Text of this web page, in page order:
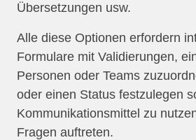
Übersetzungen usw.
Alle diese Optionen erfordern
Formulare mit Validierungen,
Personen oder Teams
oder einen Status festzulegen
Kommunikationsmittel zu
Fragen auftreten.